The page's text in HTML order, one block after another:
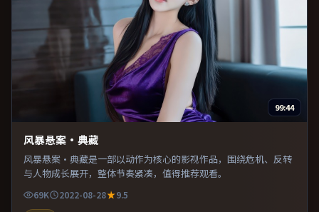
99:44
风暴悬案·典藏
风暴悬案·典藏是一部以动作为核心的影视作品，围绕危机、反转
与人物成长展开，整体节奏紧凑，值得推荐观看。
69K 2022-08-28
9.5